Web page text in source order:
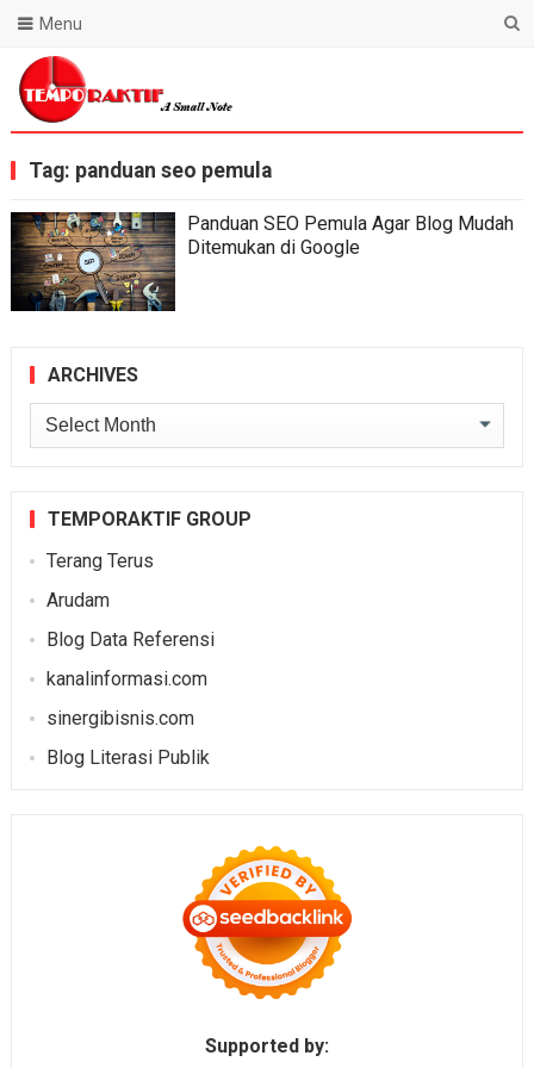
Blog Temporaktif
Menu
Tag: panduan seo pemula
Panduan SEO Pemula Agar Blog Mudah
Ditemukan di Google
ARCHIVES
Archives
TEMPORAKTIF GROUP
Terang Terus
Arudam
Blog Data Referensi
kanalinformasi.com
sinergibisnis.com
Blog Literasi Publik
Supported by: